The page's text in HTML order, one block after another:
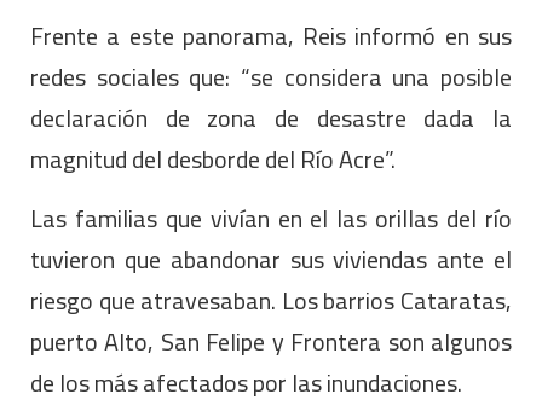
Frente a este panorama, Reis informó en sus
redes sociales que: “se considera una posible
declaración de zona de desastre dada la
magnitud del desborde del Río Acre”.
Las familias que vivían en el las orillas del río
tuvieron que abandonar sus viviendas ante el
riesgo que atravesaban. Los barrios Cataratas,
puerto Alto, San Felipe y Frontera son algunos
de los más afectados por las inundaciones.